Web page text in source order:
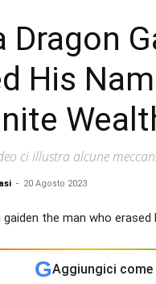
Dragon
His
ci illustra alcune
- 20 Agosto 2023
GAggiungici